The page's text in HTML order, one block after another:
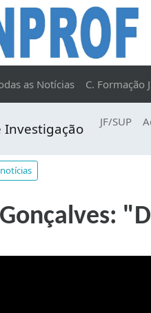
as Notícias C. Formação
Investigação JF/SUP